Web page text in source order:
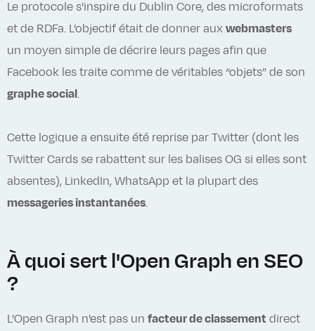
Le protocole s'inspire du Dublin Core, des microformats
et de RDFa. L’objectif était de donner aux webmasters
un moyen simple de décrire leurs pages afin que
Facebook les traite comme de véritables “objets” de son
graphe social .
Cette logique a ensuite été reprise par Twitter (dont les
Twitter Cards se rabattent sur les balises OG si elles sont
absentes), LinkedIn, WhatsApp et la plupart des
messageries instantanées.
À quoi sert l'Open Graph en SEO
?
L'Open Graph n'est pas un facteur de classement direct